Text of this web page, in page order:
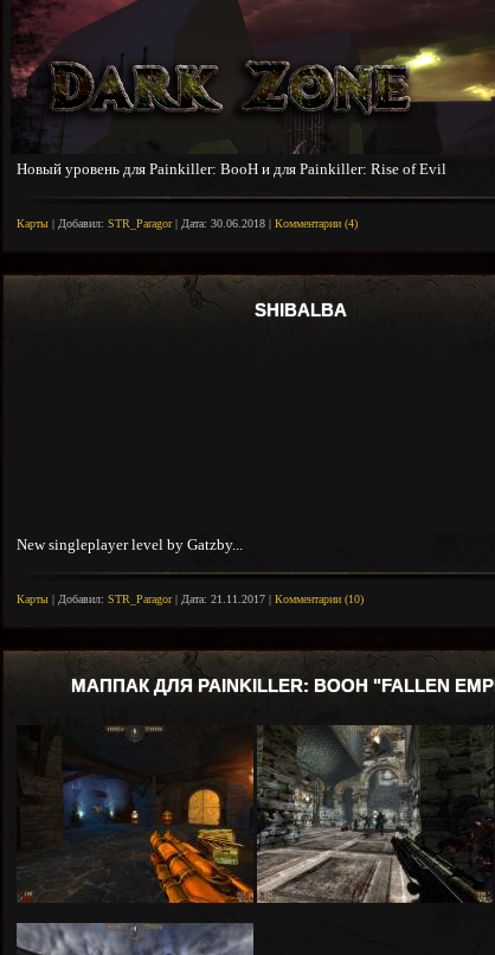
Новый уровень для Painkiller: BooH и для Painkiller: Rise of Evil
Карты | Добавил: STR_Paragor| Дата: 30.06.2018 | Комментарии (4)
SHIBALBA
New singleplayer level by Gatzby...
Карты | Добавил: STR_Paragor| Дата: 21.11.2017 | Комментарии (10)
МАППАК ДЛЯ PAINKILLER: BOOH "FALLEN